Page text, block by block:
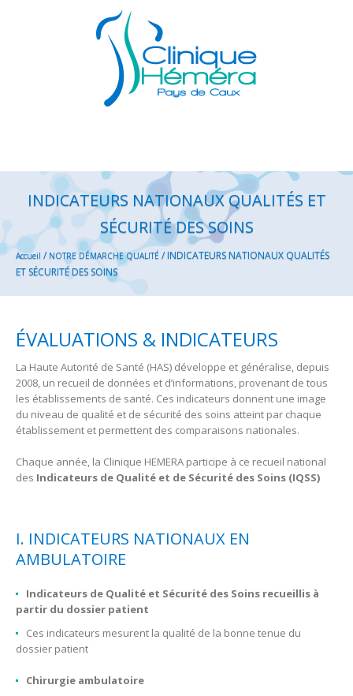
INDICATEURS NATIONAUX QUALITÉS ET
SÉCURITÉ DES SOINS
Accueil / NOTRE DÉMARCHE QUALITÉ /INDICATEURS NATIONAUX QUALITÉS
ET SÉCURITÉ DES SOINS
ÉVALUATIONS & INDICATEURS
La Haute Autorité de Santé (HAS) développe et généralise, depuis
2008, un recueil de données et d’informations, provenant de tous
les établissements de santé. Ces indicateurs donnent une image
du niveau de qualité et de sécurité des soins atteint par chaque
établissement et permettent des comparaisons nationales.
Chaque année, la Clinique HEMERA participe à ce recueil national
des Indicateurs de Qualité et de Sécurité des Soins (IQSS)
I. INDICATEURS NATIONAUX EN
AMBULATOIRE
Indicateurs de Qualité et Sécurité des Soins recueillis à
partir du dossier patient
Ces indicateurs mesurent la qualité de la bonne tenue du
dossier patient
Chirurgie ambulatoire